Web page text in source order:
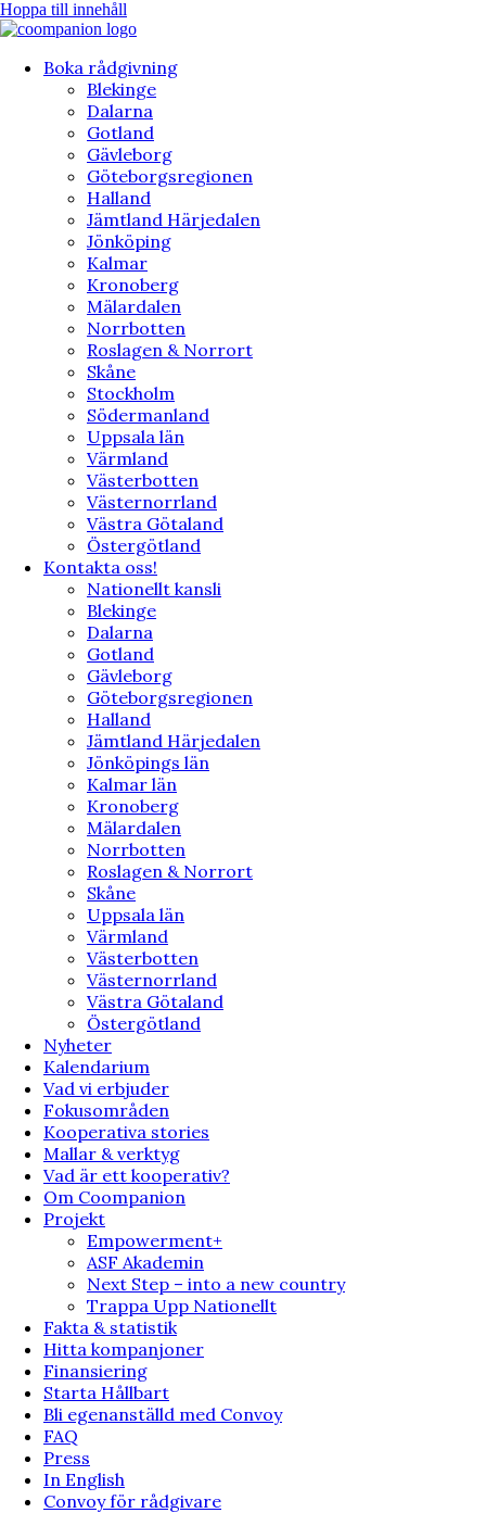
Hoppa till innehåll
Boka rådgivning
Blekinge
Dalarna
Gotland
Gävleborg
Göteborgsregionen
Halland
Jämtland Härjedalen
Jönköping
Kalmar
Kronoberg
Mälardalen
Norrbotten
Roslagen & Norrort
Skåne
Stockholm
Södermanland
Uppsala län
Värmland
Västerbotten
Västernorrland
Västra Götaland
Östergötland
Kontakta oss!
Nationellt kansli
Blekinge
Dalarna
Gotland
Gävleborg
Göteborgsregionen
Halland
Jämtland Härjedalen
Jönköpings län
Kalmar län
Kronoberg
Mälardalen
Norrbotten
Roslagen & Norrort
Skåne
Uppsala län
Värmland
Västerbotten
Västernorrland
Västra Götaland
Östergötland
Nyheter
Kalendarium
Vad vi erbjuder
Fokusområden
Kooperativa stories
Mallar & verktyg
Vad är ett kooperativ?
Om Coompanion
Projekt
Empowerment+
ASF Akademin
Next Step – into a new country
Trappa Upp Nationellt
Fakta & statistik
Hitta kompanjoner
Finansiering
Starta Hållbart
Bli egenanställd med Convoy
FAQ
Press
In English
Convoy för rådgivare